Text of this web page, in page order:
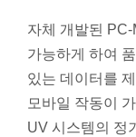
문의
자체 개발된
가능하게 하여
있는 데이터를
모바일 작동이
UV 시스템의 정